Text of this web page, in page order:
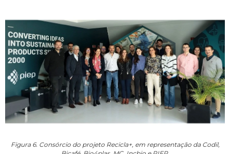
Figura 6. Consórcio do projeto Recicla+, em representação da Codil,